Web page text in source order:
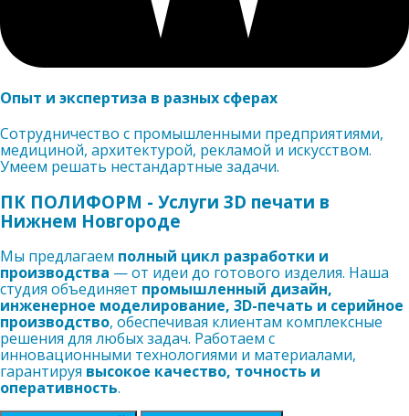
Опыт и экспертиза в разных сферах
Сотрудничество с промышленными предприятиями,
медициной, архитектурой, рекламой и искусством.
Умеем решать нестандартные задачи.
ПК ПОЛИФОРМ - Услуги 3D печати в
Нижнем Новгороде
Мы предлагаем полный цикл разработки и
производства — от идеи до готового изделия. Наша
студия объединяет промышленный дизайн,
инженерное моделирование, 3D-печать и серийное
производство, обеспечивая клиентам комплексные
решения для любых задач. Работаем с
инновационными технологиями и материалами,
гарантируя высокое качество, точность и
оперативность.